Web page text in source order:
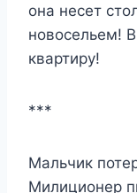
она несет
новосельем!
квартиру!
***
Мальчик
Милиционер